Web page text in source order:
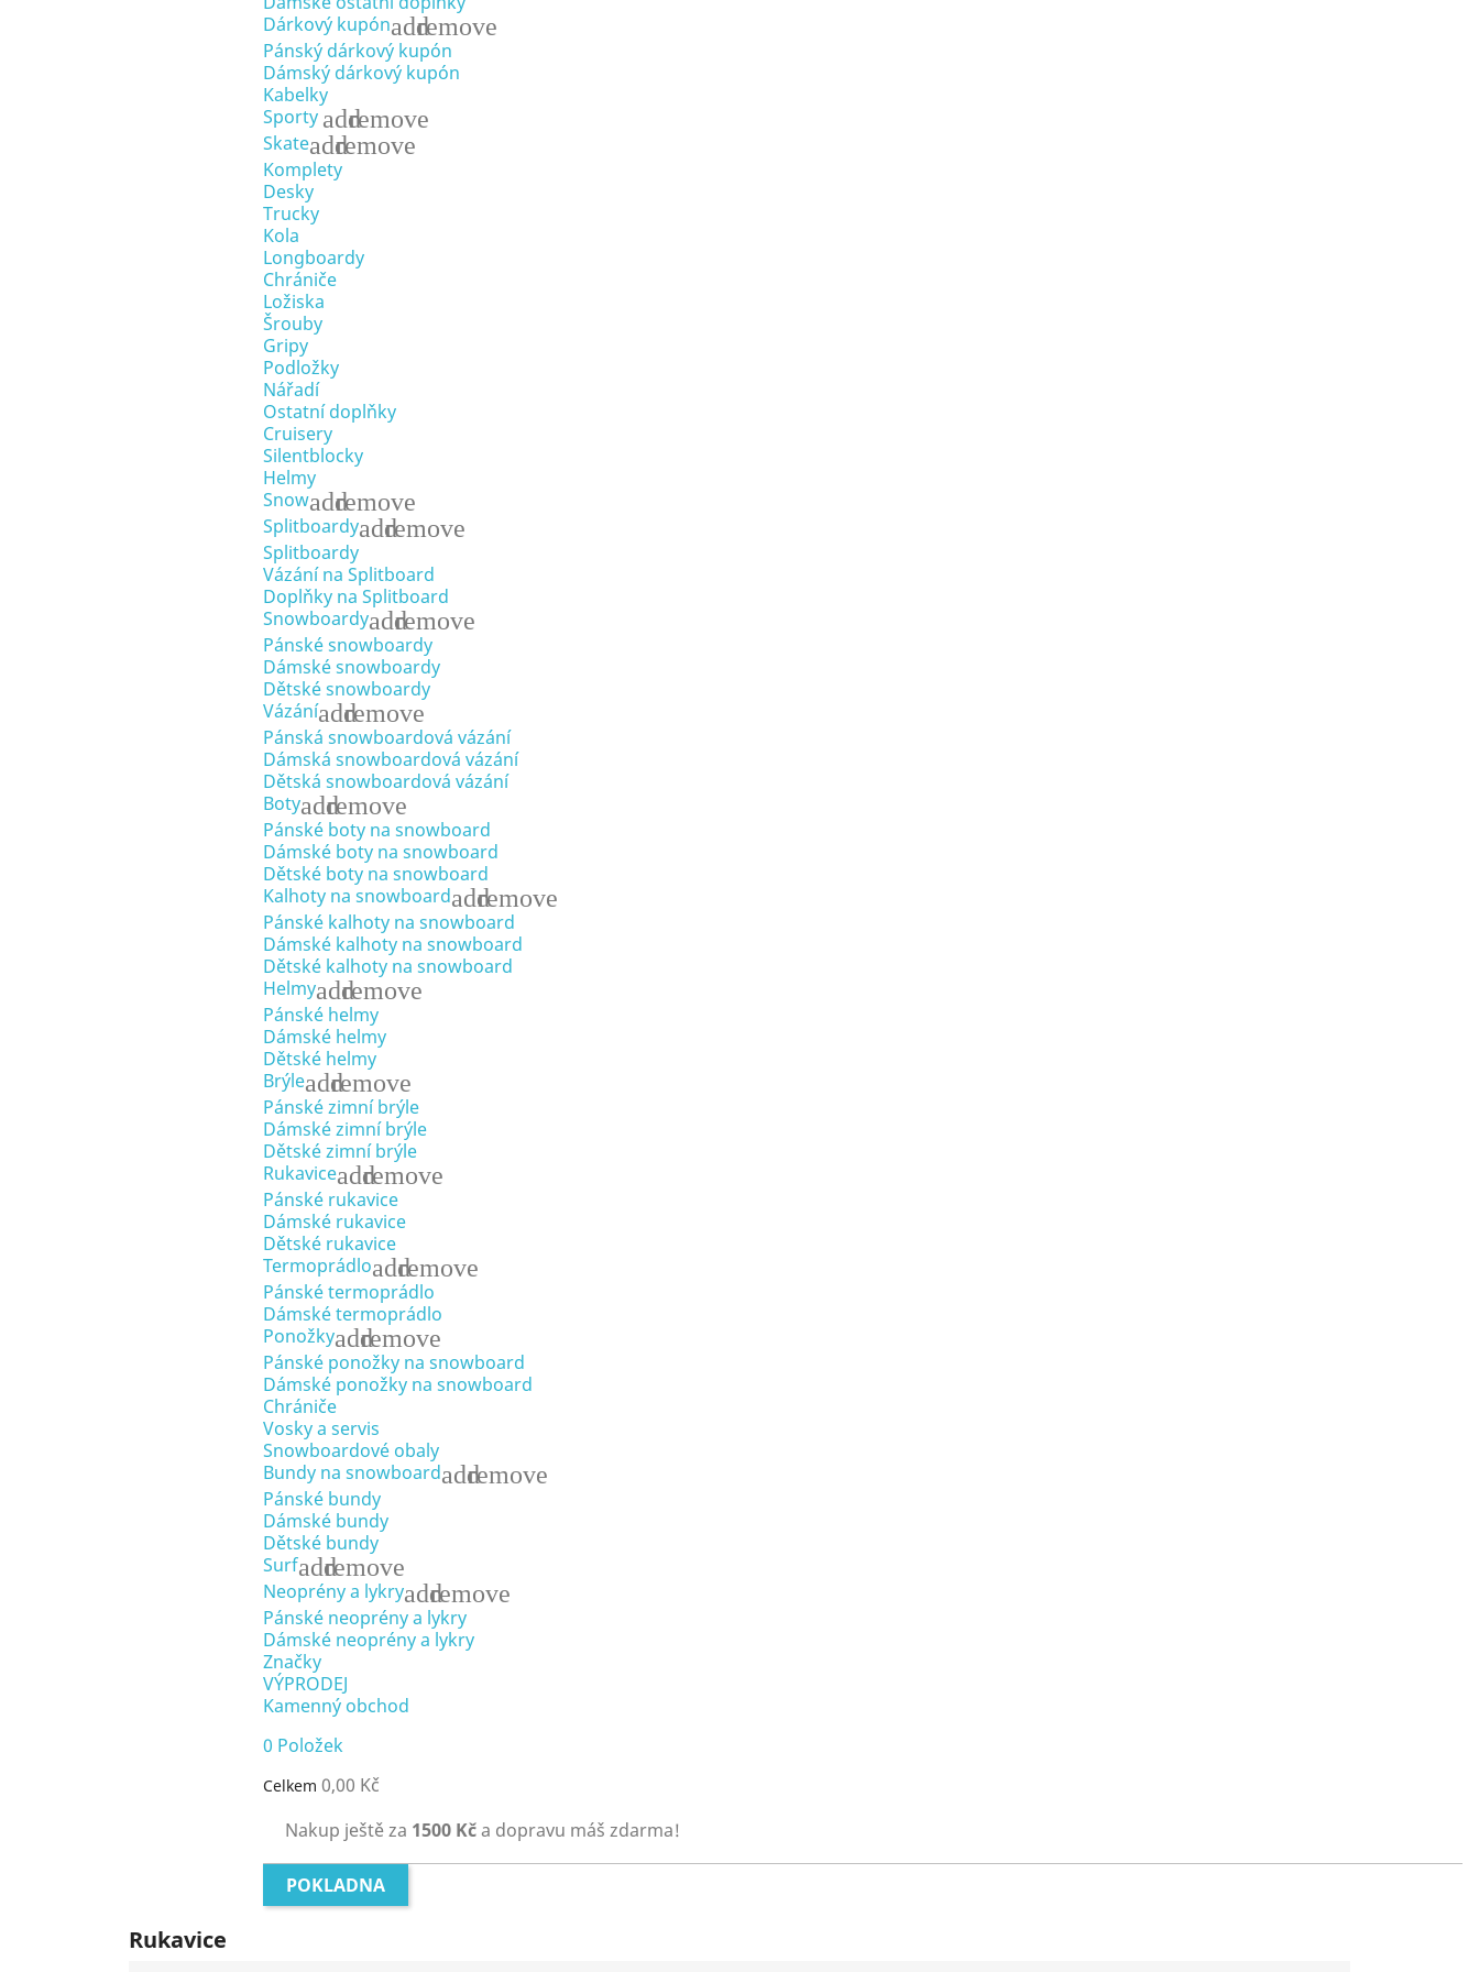
Dárkový kupónaddremove
Pánský dárkový kupón
Dámský dárkový kupón
Kabelky
Sporty addremove
Skateaddremove
Komplety
Desky
Trucky
Kola
Longboardy
Chrániče
Ložiska
Šrouby
Gripy
Podložky
Nářadí
Ostatní doplňky
Cruisery
Silentblocky
Helmy
Snowaddremove
Splitboardyaddremove
Splitboardy
Vázání na Splitboard
Doplňky na Splitboard
Snowboardyaddremove
Pánské snowboardy
Dámské snowboardy
Dětské snowboardy
Vázáníaddremove
Pánská snowboardová vázání
Dámská snowboardová vázání
Dětská snowboardová vázání
Botyaddremove
Pánské boty na snowboard
Dámské boty na snowboard
Dětské boty na snowboard
Kalhoty na snowboardaddremove
Pánské kalhoty na snowboard
Dámské kalhoty na snowboard
Dětské kalhoty na snowboard
Helmyaddremove
Pánské helmy
Dámské helmy
Dětské helmy
Brýleaddremove
Pánské zimní brýle
Dámské zimní brýle
Dětské zimní brýle
Rukaviceaddremove
Pánské rukavice
Dámské rukavice
Dětské rukavice
Termoprádloaddremove
Pánské termoprádlo
Dámské termoprádlo
Ponožkyaddremove
Pánské ponožky na snowboard
Dámské ponožky na snowboard
Chrániče
Vosky a servis
Snowboardové obaly
Bundy na snowboardaddremove
Pánské bundy
Dámské bundy
Dětské bundy
Surfaddremove
Neoprény a lykryaddremove
Pánské neoprény a lykry
Dámské neoprény a lykry
Značky
VÝPRODEJ
Kamenný obchod
0 Položek
Celkem 0,00 Kč
Nakup ještě za 1500 Kča dopravu máš zdarma!
POKLADNA
Rukavice